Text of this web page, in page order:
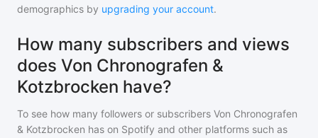
demographics by upgrading your account.
How many subscribers and views
does Von Chronografen &
Kotzbrocken have?
To see how many followers or subscribers Von Chronografen
& Kotzbrocken has on Spotify and other platforms such as